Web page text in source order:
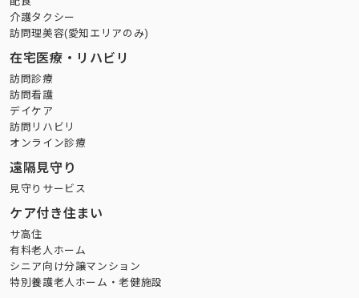
介護タクシー
訪問理美容(愛知エリアのみ)
在宅医療・リハビリ
訪問診療
訪問看護
デイケア
訪問リハビリ
オンライン診療
遠隔見守り
見守りサービス
ケア付き住まい
サ高住
有料老人ホーム
シニア向け分譲マンション
特別養護老人ホーム・老健施設